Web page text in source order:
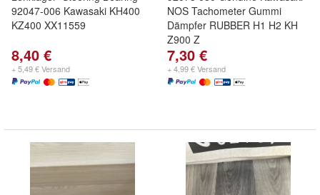
92047-006 Kawasaki KH400
KZ400 XX11559
8,40 €
+ 5,49 € Versand
NOS Tachometer Gummi
Dämpfer RUBBER H1 H2 KH
Z900 Z
7,30 €
+ 4,99 € Versand